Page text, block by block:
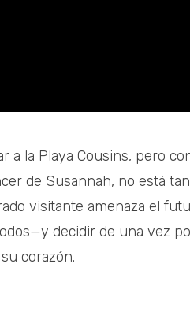
a la Playa Cousins, pero
de Susannah, no está
visitante amenaza el
decidir de una vez
corazón.